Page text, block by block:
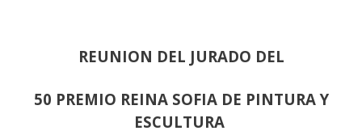
REUNION DEL JURADO DEL
50 PREMIO REINA SOFIA DE PINTURA Y
ESCULTURA